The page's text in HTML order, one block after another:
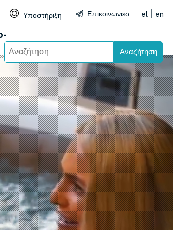
Failed to open stream: HTTP
Υποστήριξη Επικοινωνιεσ el en
Αναζήτηση